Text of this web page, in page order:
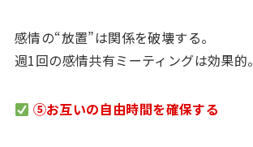
感情の“放置”は関係を破壊する。
週1回の感情共有ミーティングは効果的。
⑤お互いの自由時間を確保する